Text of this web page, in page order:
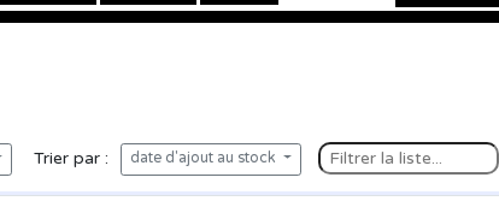
Trier par : date d'ajout au stock